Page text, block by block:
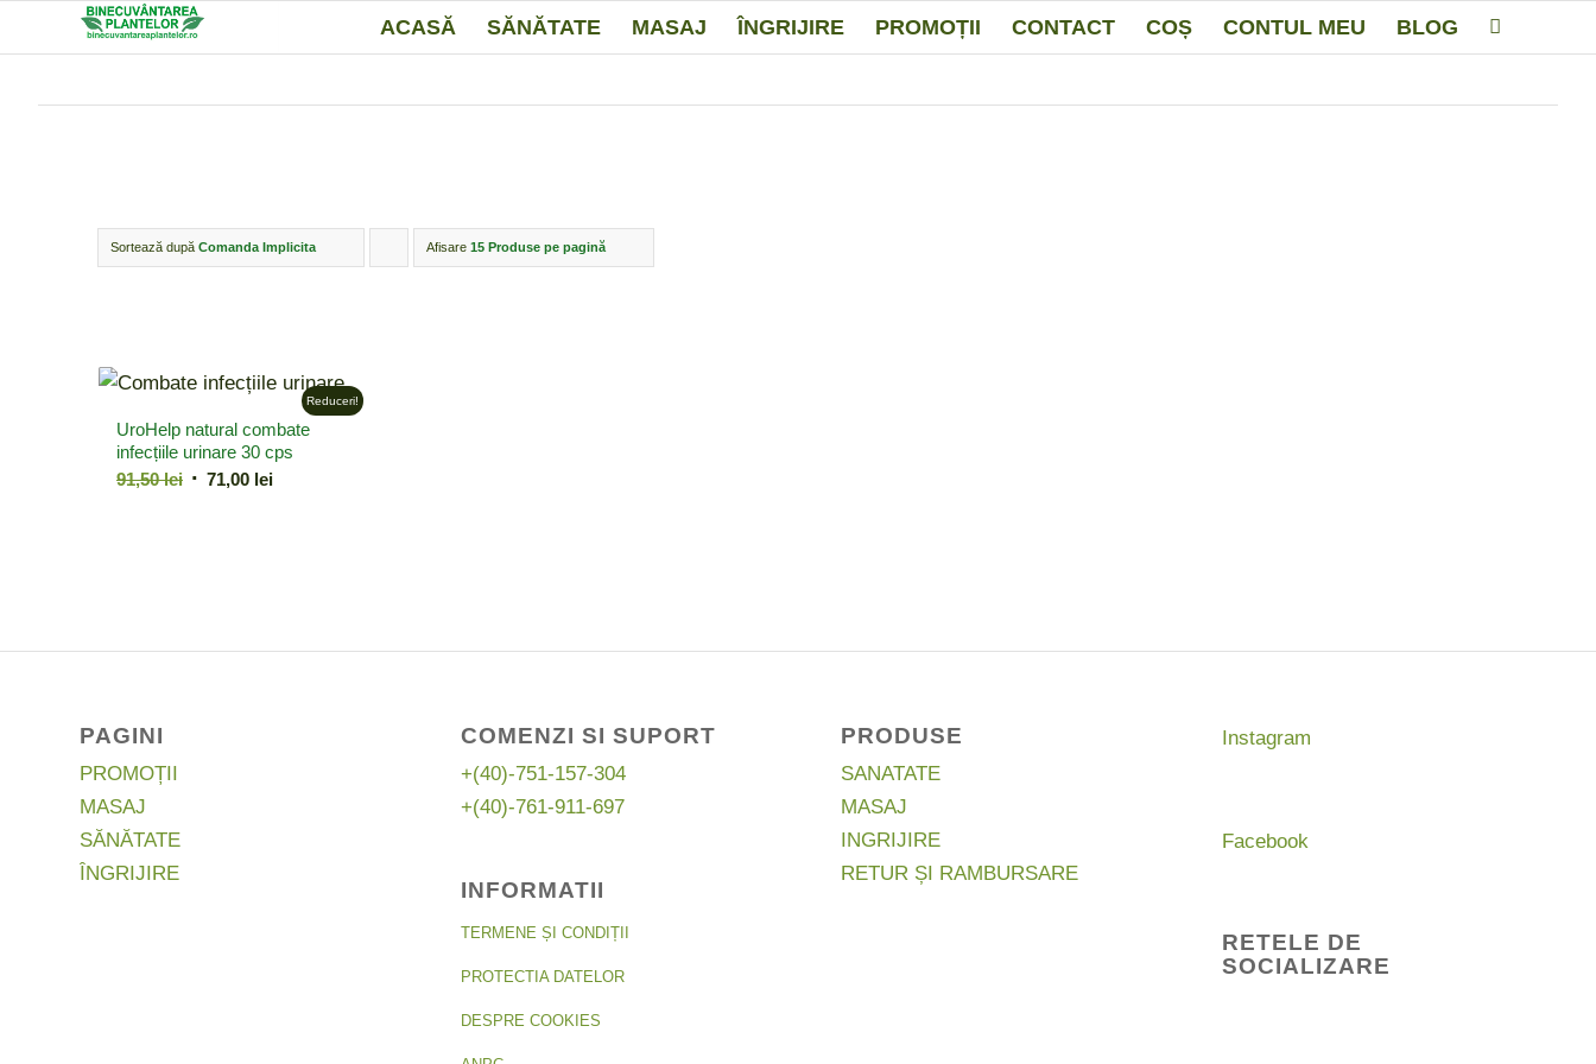
ACASĂ SĂNĂTATE MASAJ ÎNGRIJIRE PROMOȚII CONTACT COȘ CONTUL MEU BLOG
Sortează după Comanda Implicita Click
Afisare 15 Produse pe pagină
UroHelp natural combate
infecțiile urinare 30 cps
91,50lei Prețul
71,00 leiPrețul
Reduceri!
PAGINI
PROMOȚII
MASAJ
SĂNĂTATE
ÎNGRIJIRE
COMENZI SI SUPORT
+(40)-751-157-304
+(40)-761-911-697
INFORMATII
TERMENE ȘI CONDIȚII
PROTECTIA DATELOR
DESPRE COOKIES
PRODUSE
SANATATE
MASAJ
INGRIJIRE
RETUR ȘI RAMBURSARE
Instagram
Facebook
RETELE DE
SOCIALIZARE